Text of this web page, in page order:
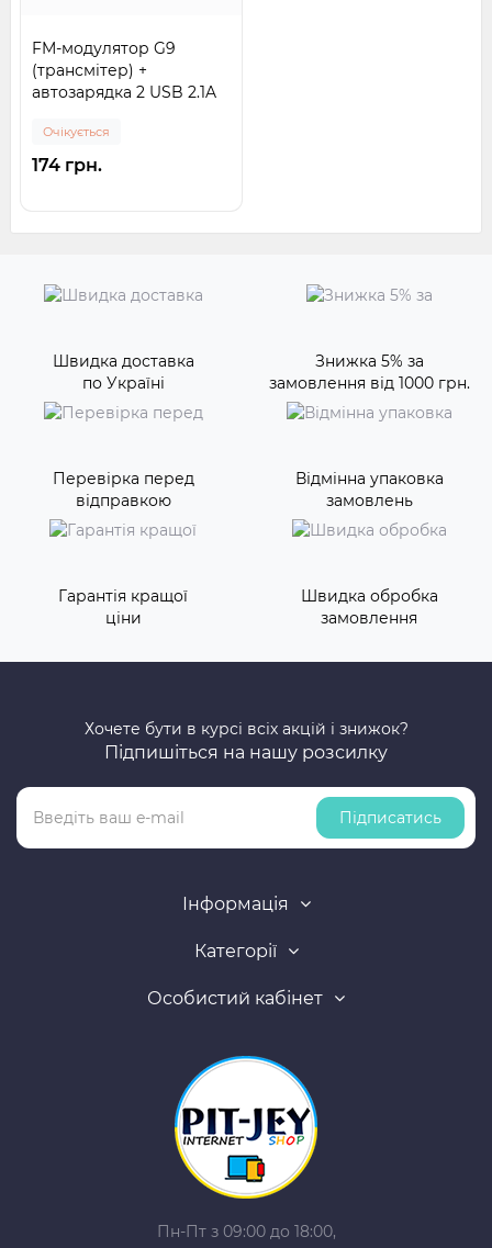
FM-модулятор G9
(трансмітер) +
автозарядка 2 USB 2.1A
Очікується
174 грн.
Швидка доставка
по Україні
Знижка 5% за
замовлення від 1000 грн.
Перевірка перед
відправкою
Відмінна упаковка
замовлень
Гарантія кращої
ціни
Швидка обробка
замовлення
Хочете бути в курсі всіх акцій і знижок?
Підпишіться на нашу розсилку
Підписатись
Інформація
Категорії
Особистий кабінет
Пн-Пт з 09:00 до 18:00,